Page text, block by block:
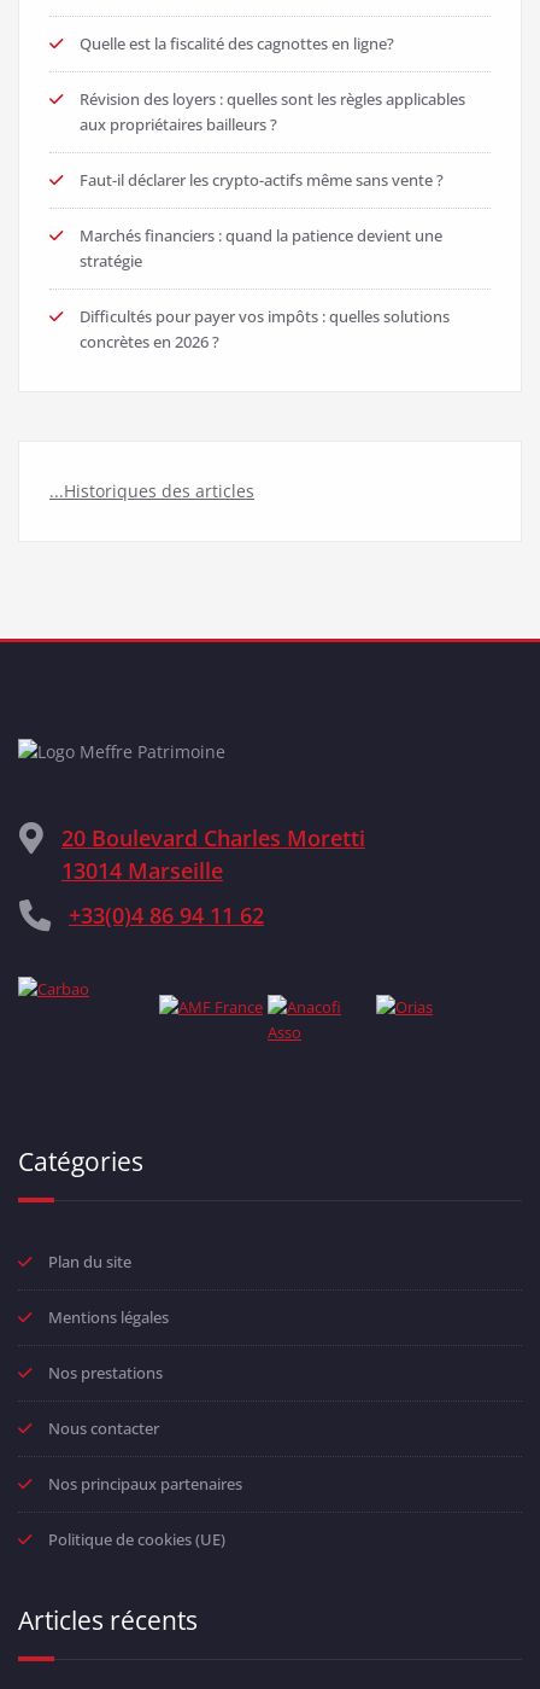
Quelle est la fiscalité des cagnottes en ligne?
Révision des loyers : quelles sont les règles applicables
aux propriétaires bailleurs ?
Faut-il déclarer les crypto-actifs même sans vente ?
Marchés financiers : quand la patience devient une
stratégie
Difficultés pour payer vos impôts : quelles solutions
concrètes en 2026 ?
...Historiques des articles
20 Boulevard Charles Moretti
13014 Marseille
+33(0)4 86 94 11 62
Catégories
Plan du site
Mentions légales
Nos prestations
Nous contacter
Nos principaux partenaires
Politique de cookies (UE)
Articles récents